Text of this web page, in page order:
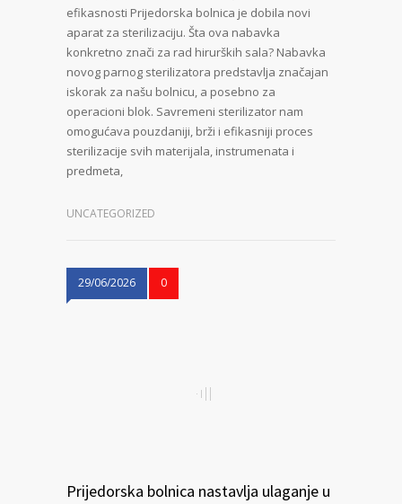
efikasnosti Prijedorska bolnica je dobila novi
aparat za sterilizaciju. Šta ova nabavka
konkretno znači za rad hirurških sala? Nabavka
novog parnog sterilizatora predstavlja značajan
iskorak za našu bolnicu, a posebno za
operacioni blok. Savremeni sterilizator nam
omogućava pouzdaniji, brži i efikasniji proces
sterilizacije svih materijala, instrumenata i
predmeta,
UNCATEGORIZED
29/06/2026 0
Prijedorska bolnica nastavlja ulaganje u